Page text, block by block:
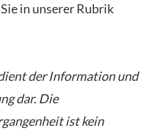
in unserer Rubrik
der Information und
dar. Die
ist kein